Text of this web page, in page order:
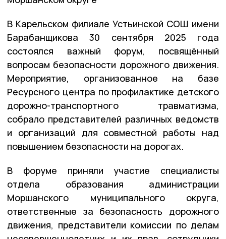
В Карельском филиале Устьинской СОШ имени
Барабанщикова 30 сентября 2025 года
состоялся важный форум, посвящённый
вопросам безопасности дорожного движения.
Мероприятие, организованное на базе
Ресурсного центра по профилактике детского
дорожно-транспортного травматизма,
собрало представителей различных ведомств
и организаций для совместной работы над
повышением безопасности на дорогах.
В форуме приняли участие специалисты
отдела образования администрации
Моршанского муниципального округа,
ответственные за безопасность дорожного
движения, представители комиссии по делам